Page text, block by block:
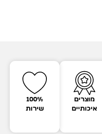
מוצרים
איכותיים
100%
שירות